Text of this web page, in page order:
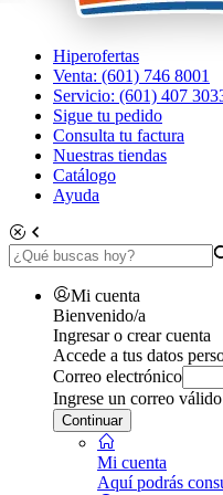
Hiperofertas
Venta: (601) 746 8001
Servicio: (601) 407
Sigue tu pedido
Consulta tu factura
Nuestras tiendas
Catálogo
Ayuda
Mi cuenta
Bienvenido/a
Ingresar o crear cuenta
Accede a tus datos
Correo electrónico
Ingrese un correo válido
Continuar
Mi cuenta
Aquí podrás